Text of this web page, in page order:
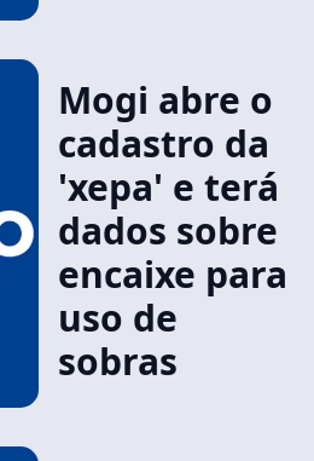
Mogi abre o
cadastro da
'xepa' e terá
dados sobre
encaixe para
uso de
sobras